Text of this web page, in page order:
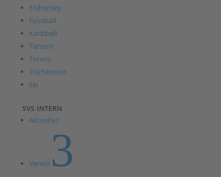
Eishockey
Fussball
Korbball
Tanzen
Tennis
Tischtennis
Ski
SVS INTERN
Aktuelles
Verein 3